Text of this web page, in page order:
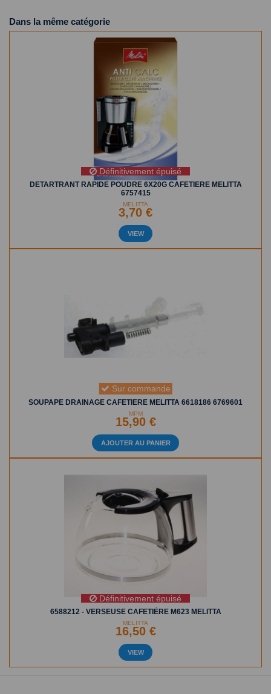
Dans la même catégorie
Définitivement épuisé
DETARTRANT RAPIDE POUDRE 6X20G CAFETIERE MELITTA
6757415
MELITTA
3,70 €
VIEW
Sur commande
SOUPAPE DRAINAGE CAFETIERE MELITTA 6618186 6769601
MPM
15,90 €
AJOUTER AU PANIER
Définitivement épuisé
6588212 - VERSEUSE CAFETIÈRE M623 MELITTA
MELITTA
16,50 €
VIEW